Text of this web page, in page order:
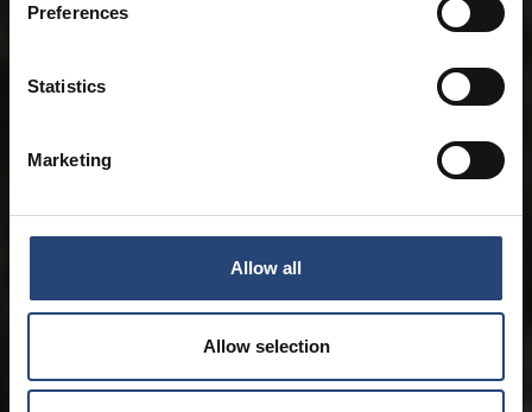
Preferences
Statistics
Marketing
Allow all
Allow selection